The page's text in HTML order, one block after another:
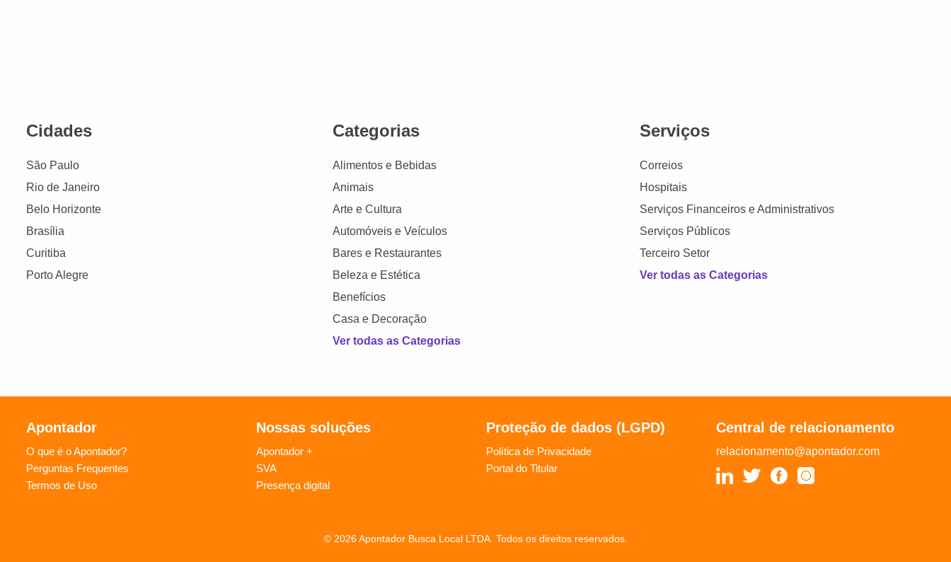
Cidades
São Paulo
Rio de Janeiro
Belo Horizonte
Brasília
Curitiba
Porto Alegre
Categorias
Alimentos e Bebidas
Animais
Arte e Cultura
Automóveis e Veículos
Bares e Restaurantes
Beleza e Estética
Benefícios
Casa e Decoração
Ver todas as Categorias
Serviços
Correios
Hospitais
Serviços Financeiros e Administrativos
Serviços Públicos
Terceiro Setor
Ver todas as Categorias
Apontador
O que é o Apontador?
Perguntas Frequentes
Termos de Uso
Nossas soluções
Apontador +
SVA
Presença digital
Proteção de dados (LGPD)
Política de Privacidade
Portal do Titular
Central de relacionamento
relacionamento@apontador.com
© 2026 Apontador Busca Local LTDA. Todos os direitos reservados.